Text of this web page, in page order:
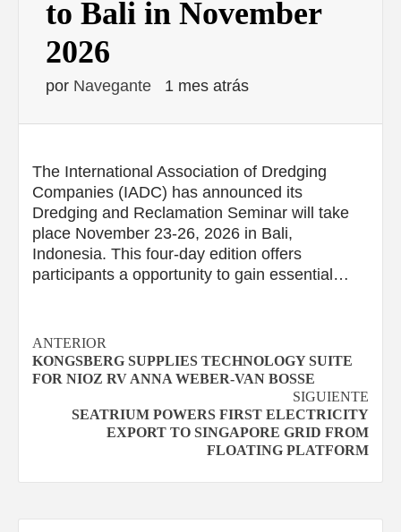
to Bali in November
2026
por Navegante 1 mes atrás
The International Association of Dredging
Companies (IADC) has announced its
Dredging and Reclamation Seminar will take
place November 23-26, 2026 in Bali,
Indonesia. This four-day edition offers
participants a opportunity to gain essential…
Navegación
de
entradas
ANTERIOR
KONGSBERG SUPPLIES TECHNOLOGY SUITE
FOR NIOZ RV ANNA WEBER-VAN BOSSE
SIGUIENTE
SEATRIUM POWERS FIRST ELECTRICITY
EXPORT TO SINGAPORE GRID FROM
FLOATING PLATFORM